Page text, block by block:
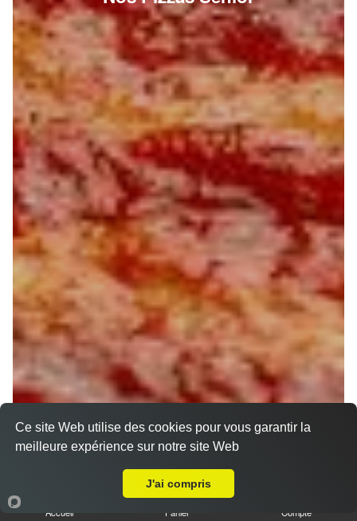
Accueil Panier Compte
Ce site Web utilise des cookies pour vous garantir la
meilleure expérience sur notre site Web
J'ai compris